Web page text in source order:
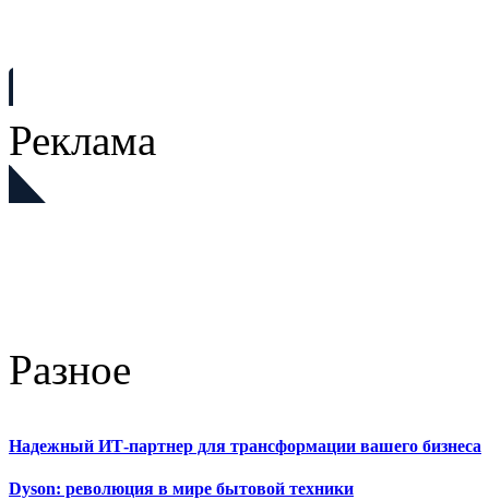
Реклама
Разное
Надежный ИТ-партнер для трансформации вашего бизнеса
Dyson: революция в мире бытовой техники